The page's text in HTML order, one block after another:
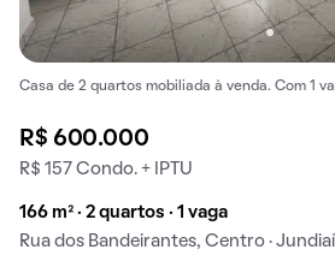
Casa de 2 quartos mobiliada à venda. Com 1
R$ 600.000
R$ 157 Condo. + IPTU
166 m² · 2 quartos · 1 vaga
Rua dos Bandeirantes, Centro · Jundiaí